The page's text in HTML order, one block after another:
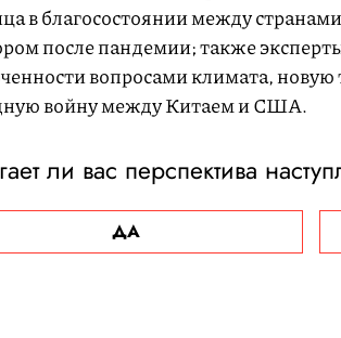
в благосостоянии между
после пандемии; также
вопросами климата,
войну между Китаем и США.
ли вас перспектива
ДА